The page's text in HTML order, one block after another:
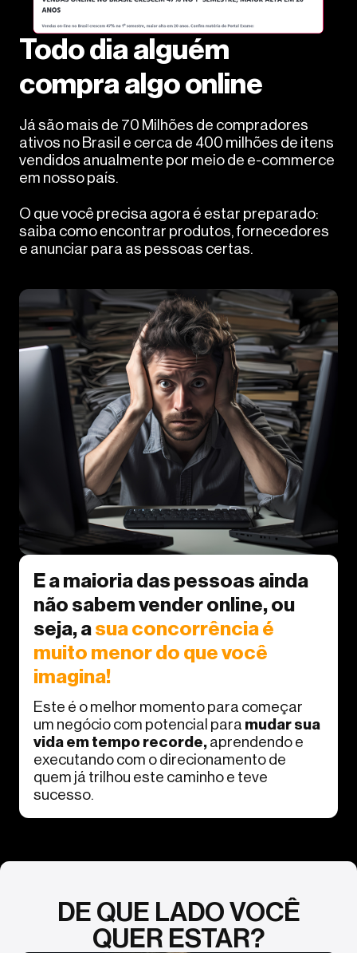
Todo dia alguém
compra algo online
Já são mais de 70 Milhões de compradores
ativos no Brasil e cerca de 400 milhões de itens
vendidos anualmente por meio de e-commerce
em nosso país.
O que você precisa agora é estar preparado:
saiba como encontrar produtos, fornecedores
e anunciar para as pessoas certas.
E a maioria das pessoas ainda
não sabem vender online, ou
seja, asua concorrência é
muito menor do que você
imagina!
Este é o melhor momento para começar
um negócio com potencial para mudar sua
vida em tempo recorde,aprendendo e
executando com o direcionamento de
quem já trilhou este caminho e teve
sucesso.
DE QUE LADO VOCÊ
QUER ESTAR?